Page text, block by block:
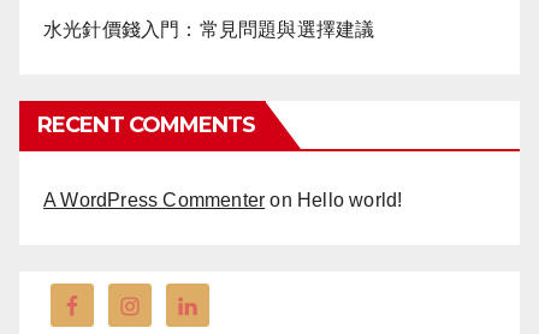
水光針價錢入門：常見問題與選擇建議
RECENT COMMENTS
A WordPress Commenter on Hello world!